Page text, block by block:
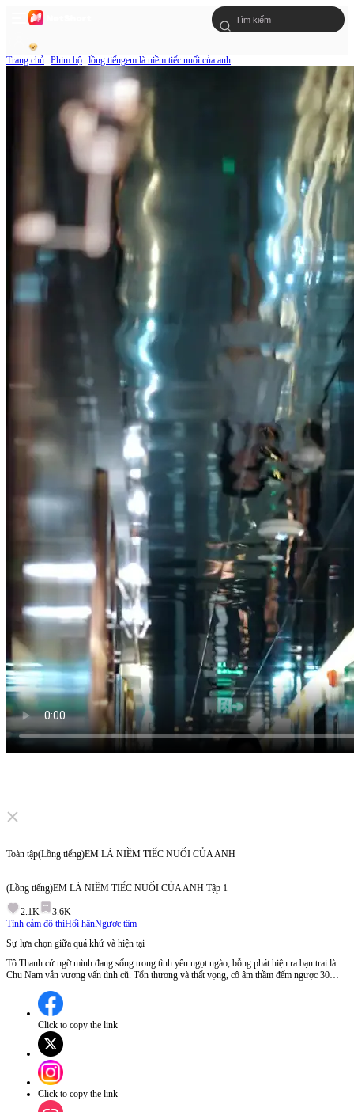
Trang chủ Phim bộ lồng tiếngem là niềm tiếc nuối của anh
Click to unmute
Toàn tập(Lồng tiếng)EM LÀ NIỀM TIẾC NUỐI CỦA ANH
(Lồng tiếng)EM LÀ NIỀM TIẾC NUỐI CỦA ANH Tập 1
2.1K
3.6K
Tình cảm đô thịHối hậnNgược tâm
Sự lựa chọn giữa quá khứ và hiện tại
Tô Thanh cứ ngỡ mình đang sống trong tình yêu ngọt ngào, bỗng phát hiện ra bạn trai là
Chu Nam vẫn vương vấn tình cũ. Tổn thương và thất vọng, cô âm thầm đếm ngược 30
Chu Nam mới bắt đầu hành trình tìm lại tình yêu đã đánh mất. Tập 1:Tô Thanh phát hiện ra
mình chỉ là người thay thế cho Mai Loan - tình đầu của Chu Nam, khi cô này trở về nước.
Đau lòng và thất vọng, Tô Thanh quyết định rời đi để du học ở Pháp, bỏ lại mối tình 3 năm
phía sau.Liệu Chu Nam có kịp nhận ra tình cảm thật sự của mình dành cho Tô Thanh trước
khi cô ấy rời đi?
Click to copy the link
Click to copy the link